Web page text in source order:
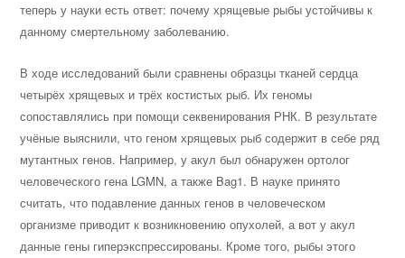
теперь у науки есть ответ: почему хрящевые рыбы устойчивы к
данному смертельному заболеванию.
В ходе исследований были сравнены образцы тканей сердца
четырёх хрящевых и трёх костистых рыб. Их геномы
сопоставлялись при помощи секвенирования РНК. В результате
учёные выяснили, что геном хрящевых рыб содержит в себе ряд
мутантных генов. Например, у акул был обнаружен ортолог
человеческого гена LGMN, а также Bag1. В науке принято
считать, что подавление данных генов в человеческом
организме приводит к возникновению опухолей, а вот у акул
данные гены гиперэкспрессированы. Кроме того, рыбы этого